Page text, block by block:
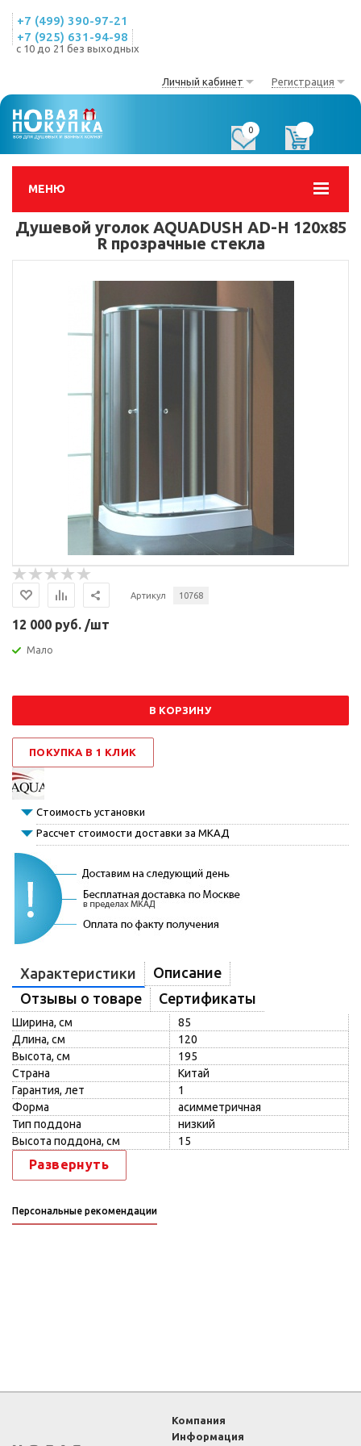
+7 (499) 390-97-21
+7 (925) 631-94-98
с 10 до 21 без выходных
Личный кабинет Регистрация
МЕНЮ
0
Душевой уголок AQUADUSH AD-H 120x85
R прозрачные стекла
Артикул 10768
12 000 руб. /шт
Мало
В КОРЗИНУ
ПОКУПКА В 1 КЛИК
Стоимость установки
Рассчет стоимости доставки за МКАД
Характеристики
Описание
Отзывы о товаре
Сертификаты
Ширина, см
85
Длина, см
120
Высота, см
195
Страна
Китай
Гарантия, лет
1
Форма
асимметричная
Тип поддона
низкий
Высота поддона, см
15
Развернуть
Персональные рекомендации
Компания
Информация